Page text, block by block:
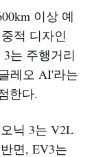
이상 예
적 디자인
는 주행거리
레오 AI'라는
한다.
닉 3는 V2L
면, EV3는